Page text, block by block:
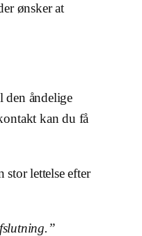
ønsker at
den åndelige
kan du få
lettelse efter